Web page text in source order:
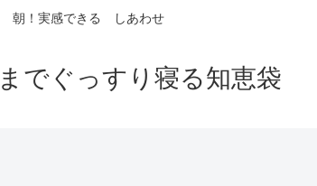
朝！実感できる しあわせ
でぐっすり寝る知恵袋